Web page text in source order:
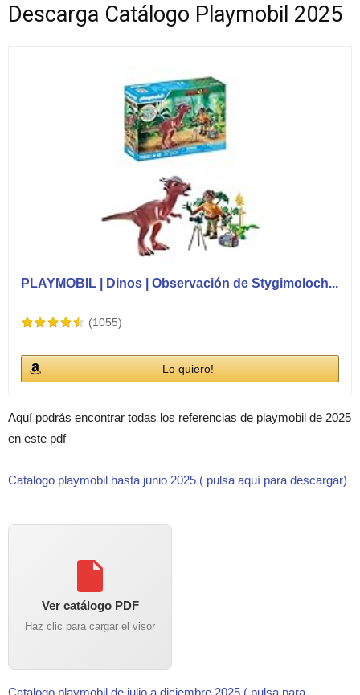
Descarga Catálogo Playmobil 2025
PLAYMOBIL | Dinos | Observación de Stygimoloch...
(1055)
Lo quiero!
Aquí podrás encontrar todas los referencias de playmobil de 2025
en este pdf
Catalogo playmobil hasta junio 2025 ( pulsa aquí para descargar)
Ver catálogo PDF
Haz clic para cargar el visor
Catalogo playmobil de julio a diciembre 2025 ( pulsa para